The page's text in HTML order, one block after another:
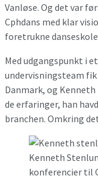
Vanløse. Og det var
Cphdans med klar
foretrukne
Med udgangspunkt i
undervisningsteam
Danmark, og
de erfaringer, han
branchen. Omkring
Kenneth
konferencier til